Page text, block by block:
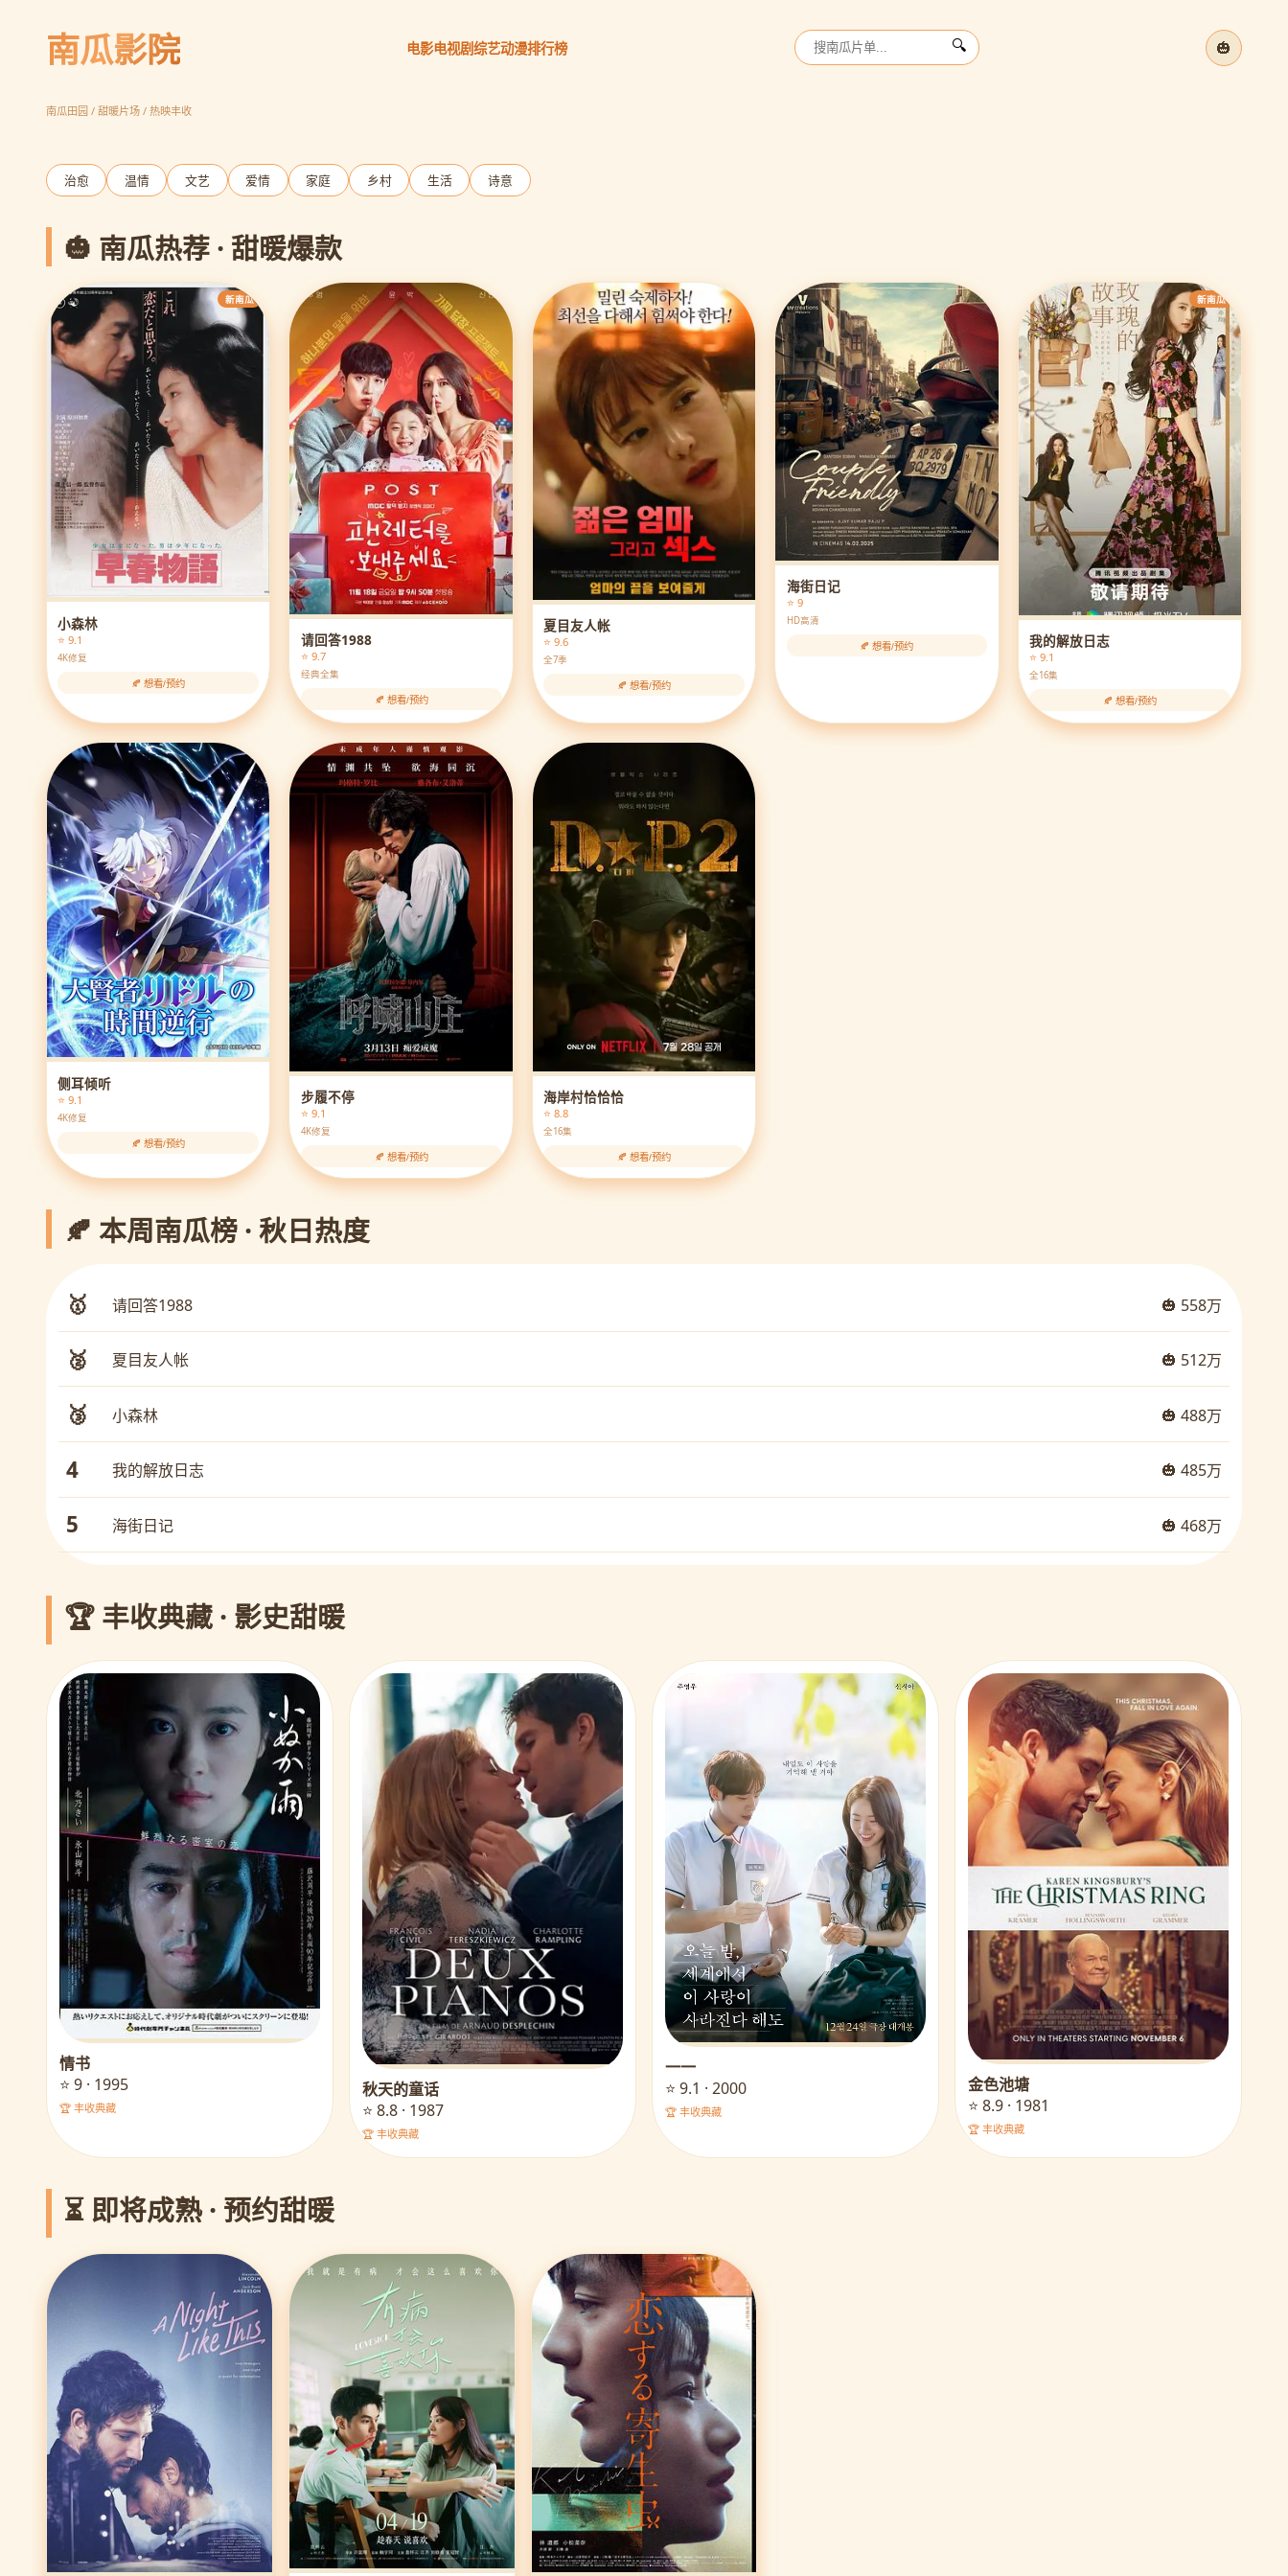
南瓜影院 电影电视剧综艺动漫排行榜 🔍 🎃
南瓜田园 / 甜暖片场 / 热映丰收
请回答1988
治愈 温情 文艺 爱情 家庭 乡村 生活 诗意
🎃 南瓜热荐 · 甜暖爆款
新南瓜
小森林
⭐ 9.1
4K修复
🍂 想看/预约
请回答1988
⭐ 9.7
经典全集
🍂 想看/预约
夏目友人帐
⭐ 9.6
全7季
🍂 想看/预约
海街日记
⭐ 9
HD高清
🍂 想看/预约
新南瓜
我的解放日志
⭐ 9.1
全16集
🍂 想看/预约
侧耳倾听
⭐ 9.1
4K修复
🍂 想看/预约
步履不停
⭐ 9.1
4K修复
🍂 想看/预约
海岸村恰恰恰
⭐ 8.8
全16集
🍂 想看/预约
🍂 本周南瓜榜 · 秋日热度
🥇 请回答1988 🎃 558万
🥈 夏目友人帐 🎃 512万
🥉 小森林 🎃 488万
4 我的解放日志 🎃 485万
5 海街日记 🎃 468万
🏆 丰收典藏 · 影史甜暖
情书
⭐ 9 · 1995
🏆 丰收典藏
秋天的童话
⭐ 8.8 · 1987
🏆 丰收典藏
一一
⭐ 9.1 · 2000
🏆 丰收典藏
金色池塘
⭐ 8.9 · 1981
🏆 丰收典藏
⏳ 即将成熟 · 预约甜暖